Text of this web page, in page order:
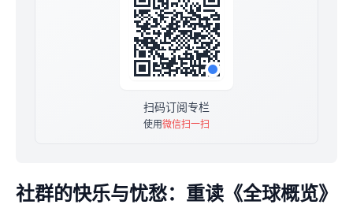
https://archive.org/details/B-001-013-719
最后，在阅读《全球概览》的过程中，我们可以一直问这
么一个问题：如果当下再编辑一本这样的杂志，我们还可
以往里面放些什么呢？
《社群的快乐与忧愁：重读全球概览》小册分两种版本，
含图书版本，售价 149 元（相当于 8 折购书）：
扫码订阅专栏
使用微信扫一扫
社群的快乐与忧愁：重读《全球概览》